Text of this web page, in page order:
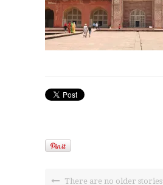
There are no older stories